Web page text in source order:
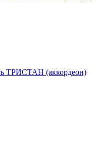
ТРИСТАН (аккордеон)